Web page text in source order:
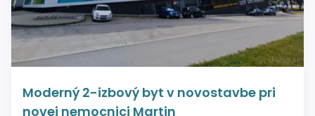
Moderný 2-izbový byt v novostavbe pri
novej nemocnici Martin